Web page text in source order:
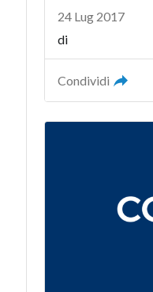
24 Lug 2017
di
Condividi